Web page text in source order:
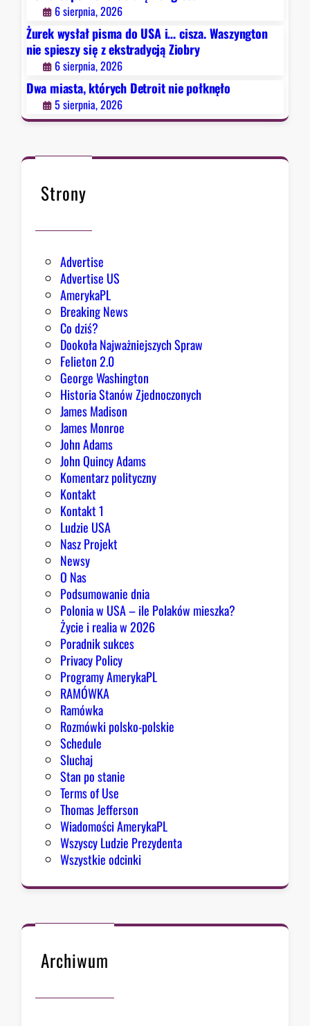
o
k
6 sierpnia, 2026
Żurek wysłał pisma do USA i… cisza. Waszyngton
nie spieszy się z ekstradycją Ziobry
6 sierpnia, 2026
Dwa miasta, których Detroit nie połknęło
5 sierpnia, 2026
Strony
Advertise
Advertise US
AmerykaPL
Breaking News
Co dziś?
Dookoła Najważniejszych Spraw
Felieton 2.0
George Washington
Historia Stanów Zjednoczonych
James Madison
James Monroe
John Adams
John Quincy Adams
Komentarz polityczny
Kontakt
Kontakt 1
Ludzie USA
Nasz Projekt
Newsy
O Nas
Podsumowanie dnia
Polonia w USA – ile Polaków mieszka?
Życie i realia w 2026
Poradnik sukces
Privacy Policy
Programy AmerykaPL
RAMÓWKA
Ramówka
Rozmówki polsko-polskie
Schedule
Sluchaj
Stan po stanie
Terms of Use
Thomas Jefferson
Wiadomości AmerykaPL
Wszyscy Ludzie Prezydenta
Wszystkie odcinki
Archiwum